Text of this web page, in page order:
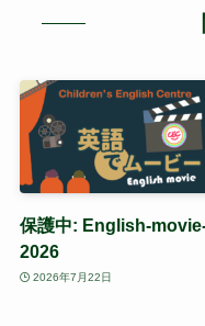
保護中: English-
2026
2026年7月22日